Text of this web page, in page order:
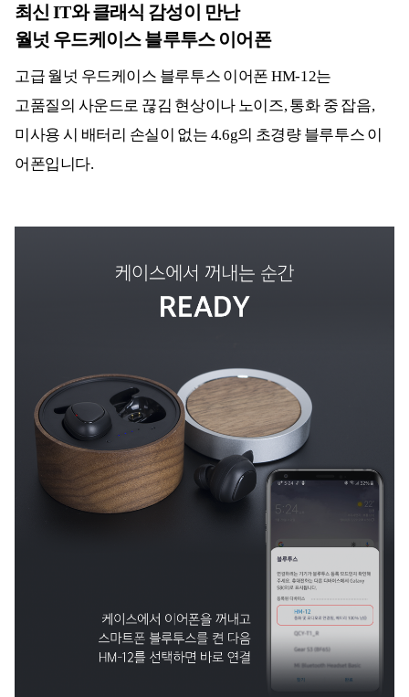
최신 IT와 클래식 감성이 만난
월넛 우드케이스 블루투스 이어폰
고급 월넛 우드케이스 블루투스 이어폰 HM-12는
고품질의 사운드로 끊김 현상이나 노이즈, 통화 중 잡음,
미사용 시 배터리 손실이 없는 4.6g의 초경량 블루투스 이
어폰입니다.